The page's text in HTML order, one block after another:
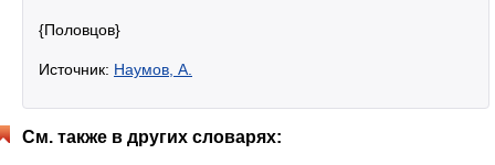
{Половцов}
Источник: Наумов, А.
См. также в других словарях: